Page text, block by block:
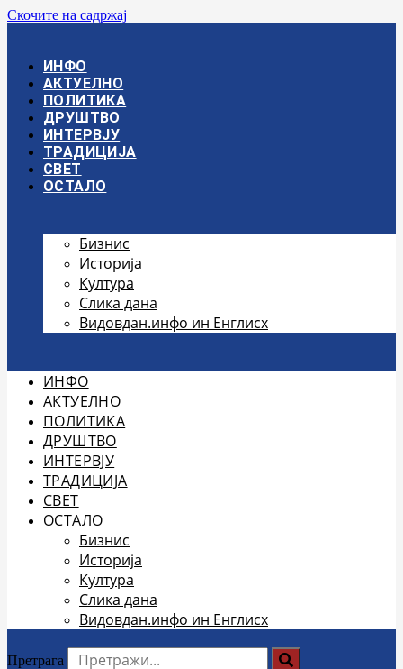
Скочите на садржај
ИНФО
АКТУЕЛНО
ПОЛИТИКА
ДРУШТВО
ИНТЕРВЈУ
ТРАДИЦИЈА
СВЕТ
ОСТАЛО
Бизнис
Историја
Култура
Слика дана
Видовдан.инфо ин Енглисх
ИНФО
АКТУЕЛНО
ПОЛИТИКА
ДРУШТВО
ИНТЕРВЈУ
ТРАДИЦИЈА
СВЕТ
ОСТАЛО
Бизнис
Историја
Култура
Слика дана
Видовдан.инфо ин Енглисх
Претрага